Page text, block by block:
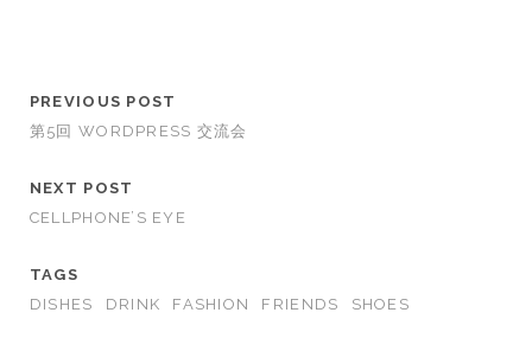
PREVIOUS POST
第5回 WORDPRESS 交流会
NEXT POST
CELLPHONE’S EYE
TAGS
DISHES
DRINK FASHION FRIENDS SHOES